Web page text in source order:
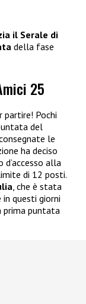
il Serale di
della fase
25
Pochi
del
le
ha deciso
alla
di 12 posti.
, che è stata
questi giorni
prima puntata